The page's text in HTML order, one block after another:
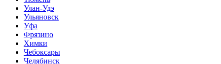
Улан-Удэ
Ульяновск
Уфа
Фрязино
Химки
Чебоксары
Челябинск